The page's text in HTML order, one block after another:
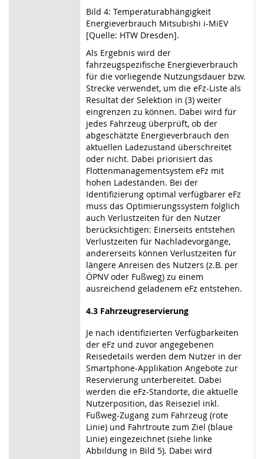
Bild 4: Temperaturabhängigkeit
Energieverbrauch Mitsubishi i-MiEV
[Quelle: HTW Dresden].
Als Ergebnis wird der
fahrzeugspezifische Energieverbrauch
für die vorliegende Nutzungsdauer bzw.
Strecke verwendet, um die eFz-Liste als
Resultat der Selektion in (3) weiter
eingrenzen zu können. Dabei wird für
jedes Fahrzeug überprüft, ob der
abgeschätzte Energieverbrauch den
aktuellen Ladezustand überschreitet
oder nicht. Dabei priorisiert das
Flottenmanagementsystem eFz mit
hohen Ladeständen. Bei der
Identifizierung optimal verfügbarer eFz
muss das Optimierungssystem folglich
auch Verlustzeiten für den Nutzer
berücksichtigen: Einerseits entstehen
Verlustzeiten für Nachladevorgänge,
andererseits können Verlustzeiten für
längere Anreisen des Nutzers (z.B. per
ÖPNV oder Fußweg) zu einem
ausreichend geladenem eFz entstehen.
4.3 Fahrzeugreservierung
Je nach identifizierten Verfügbarkeiten
der eFz und zuvor angegebenen
Reisedetails werden dem Nutzer in der
Smartphone-Applikation Angebote zur
Reservierung unterbereitet. Dabei
werden die eFz-Standorte, die aktuelle
Nutzerposition, das Reiseziel inkl.
Fußweg-Zugang zum Fahrzeug (rote
Linie) und Fahrtroute zum Ziel (blaue
Linie) eingezeichnet (siehe linke
Abbildung in Bild 5). Dabei wird